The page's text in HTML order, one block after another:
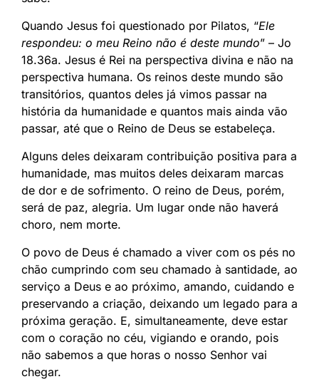
Quando Jesus foi questionado por Pilatos, “Ele
respondeu: o meu Reino não é deste mundo” – Jo
18.36a. Jesus é Rei na perspectiva divina e não na
perspectiva humana. Os reinos deste mundo são
transitórios, quantos deles já vimos passar na
história da humanidade e quantos mais ainda vão
passar, até que o Reino de Deus se estabeleça.
Alguns deles deixaram contribuição positiva para a
humanidade, mas muitos deles deixaram marcas
de dor e de sofrimento. O reino de Deus, porém,
será de paz, alegria. Um lugar onde não haverá
choro, nem morte.
O povo de Deus é chamado a viver com os pés no
chão cumprindo com seu chamado à santidade, ao
serviço a Deus e ao próximo, amando, cuidando e
preservando a criação, deixando um legado para a
próxima geração. E, simultaneamente, deve estar
com o coração no céu, vigiando e orando, pois
não sabemos a que horas o nosso Senhor vai
chegar.